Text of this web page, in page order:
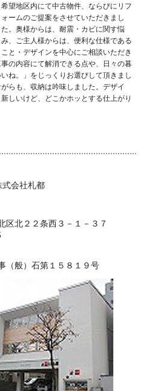
希望地区内にて中古物件、ならびにリフ
ォームのご提案をさせていただきまし
た。奥様からは、耐震・カビに関す悩
み、ご主人様からは、便利な仕様である
こと・デザインを中心にご相談いただき
の内容にて解消できる点や、日々の暮
ね。」をじっくりお選びして頂きまし
らも、収納は吟味しました。デザイ
しいけど、どこかホッとする仕上がり
式会社札都
区北２２条西３－１－３７
般）石第１５８１９号